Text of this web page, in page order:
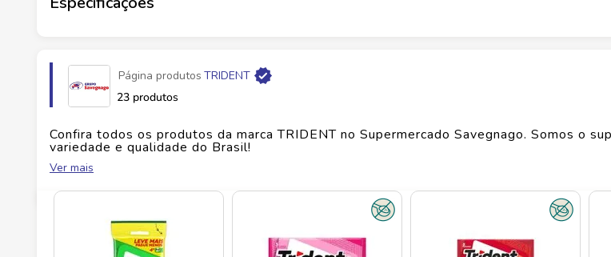
Fabricante MONDELEZ BRASIL LTDA
EAN 7622210563477
Id do produto
Comprimento
Página produtos TRIDENT
23 produtos
Confira todos os produtos da marcaTRIDENT no Supermercado Savegnago. Somos o
variedade e qualidade do Brasil!
No Savegnago, você encontra uma ampla seleção de produtos
Ver mais